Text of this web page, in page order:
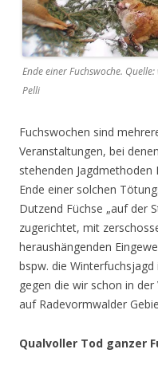
Ende einer Fuchswoche.
Pelli
Fuchswochen sind
Veranstaltungen, bei
stehenden
Ende einer solchen
Dutzend Füchse „auf der
zugerichtet, mit
heraushängenden
bspw. die
gegen die wir schon in
auf Radevormwalder
Qualvoller Tod ganzer